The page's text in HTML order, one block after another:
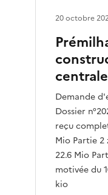
Demande
Dossier
reçu
Mio Partie 2
22.6 Mio
motivée du
kio
20 octobre